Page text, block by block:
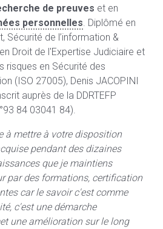
de preuves et en
personnelles. Diplômé en
Sécurité de l’information &
Droit de l'Expertise Judiciaire et
risques en Sécurité des
(ISO 27005), Denis JACOPINI
auprès de la DDRTEFP
84 03041 84).
à mettre à votre disposition
pendant des dizaines
que je maintiens
par des formations, certification
car le savoir c'est comme
c'est une démarche
une amélioration sur le long